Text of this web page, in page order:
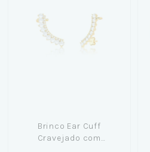
Brinco Ear Cuff
Cravejado com